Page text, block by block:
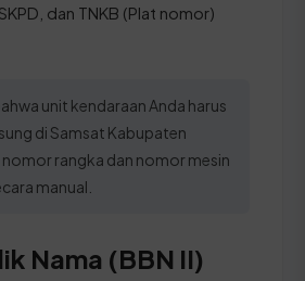
dan TNKB (Plat nomor)
unit kendaraan Anda harus
di Samsat Kabupaten
rangka dan nomor mesin
manual.
Nama (BBN II)